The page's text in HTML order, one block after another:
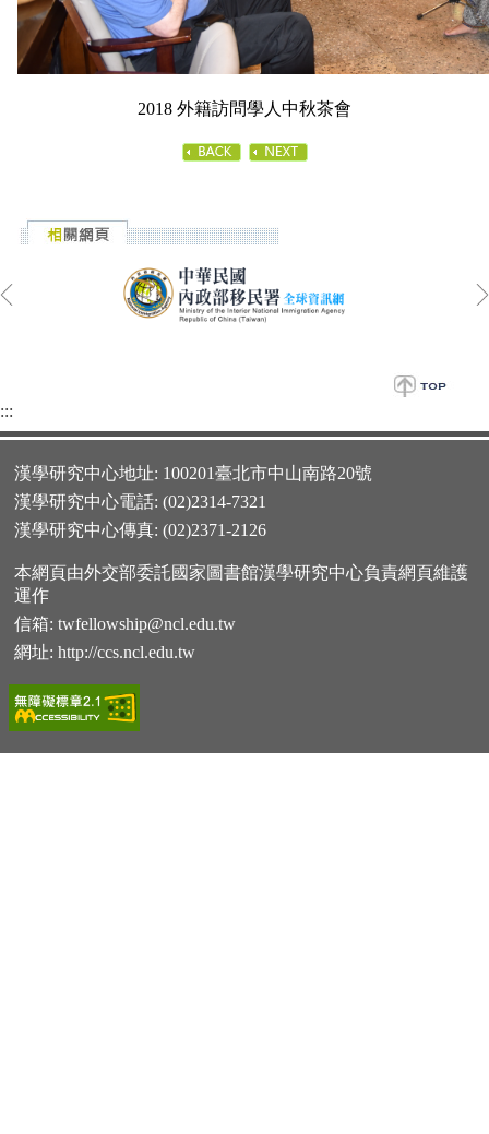
2018 外籍訪問學人中秋茶會
:::
漢學研究中心地址: 100201臺北市中山南路20號
漢學研究中心電話: (02)2314-7321
漢學研究中心傳真: (02)2371-2126
本網頁由外交部委託國家圖書館漢學研究中心負責網頁維護
運作
信箱: twfellowship@ncl.edu.tw
網址: http://ccs.ncl.edu.tw